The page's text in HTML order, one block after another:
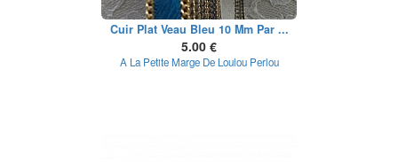
Cuir Plat Veau Bleu 10 Mm Par ...
5.00 €
A La Petite Marge De Loulou Perlou